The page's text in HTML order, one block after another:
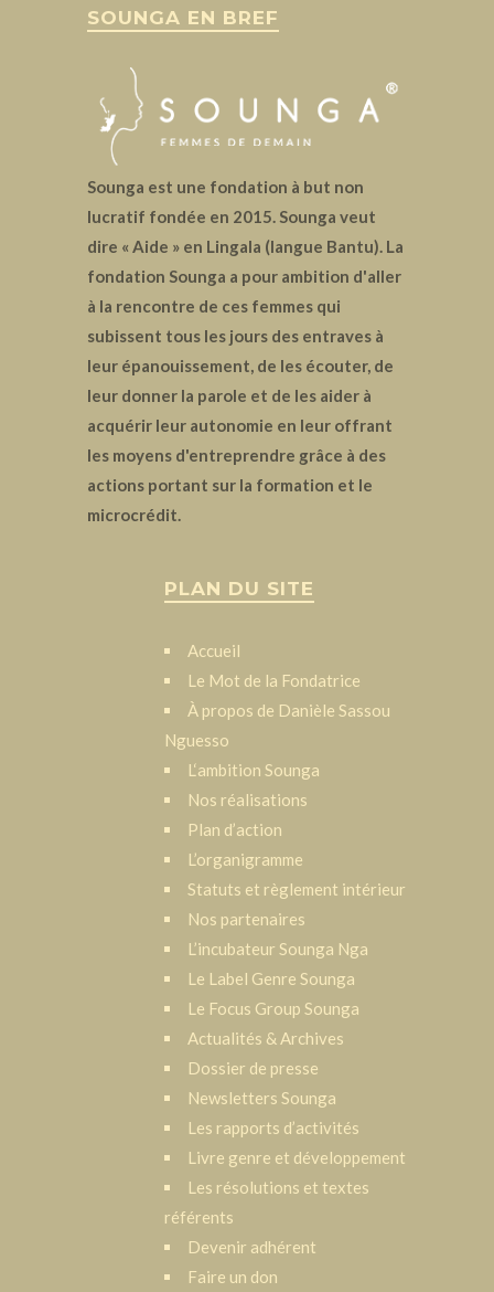
SOUNGA EN BREF
Sounga est une fondation à but non
lucratif fondée en 2015. Sounga veut
dire « Aide » en Lingala (langue Bantu). La
fondation Sounga a pour ambition d'aller
à la rencontre de ces femmes qui
subissent tous les jours des entraves à
leur épanouissement, de les écouter, de
leur donner la parole et de les aider à
acquérir leur autonomie en leur offrant
les moyens d'entreprendre grâce à des
actions portant sur la formation et le
microcrédit.
PLAN DU SITE
Accueil
Le Mot de la Fondatrice
À propos de Danièle Sassou
Nguesso
L‘ambition Sounga
Nos réalisations
Plan d’action
L’organigramme
Statuts et règlement intérieur
Nos partenaires
L’incubateur Sounga Nga
Le Label Genre Sounga
Le Focus Group Sounga
Actualités & Archives
Dossier de presse
Newsletters Sounga
Les rapports d’activités
Livre genre et développement
Les résolutions et textes
référents
Devenir adhérent
Faire un don